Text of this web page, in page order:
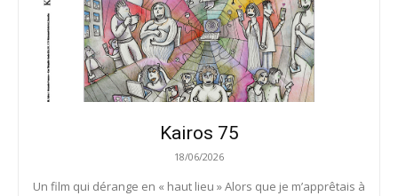
Kairos 75
18/06/2026
Un film qui dérange en « haut lieu » Alors que je m’apprêtais à